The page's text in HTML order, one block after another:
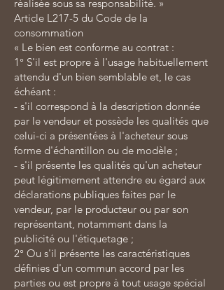
réalisée sous sa responsabilité. »
Article L217-5 du Code de la
consommation
« Le bien est conforme au contrat :
1° S'il est propre à l'usage habituellement
attendu d'un bien semblable et, le cas
échéant :
- s'il correspond à la description donnée
par le vendeur et possède les qualités que
celui-ci a présentées à l'acheteur sous
forme d'échantillon ou de modèle ;
- s'il présente les qualités qu'un acheteur
peut légitimement attendre eu égard aux
déclarations publiques faites par le
vendeur, par le producteur ou par son
représentant, notamment dans la
publicité ou l'étiquetage ;
2° Ou s'il présente les caractéristiques
définies d'un commun accord par les
parties ou est propre à tout usage spécial